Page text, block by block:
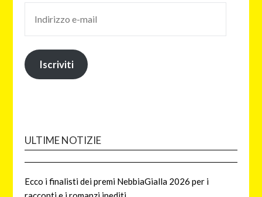
Iscriviti
ULTIME NOTIZIE
Ecco i finalisti dei premi NebbiaGialla 2026 per i